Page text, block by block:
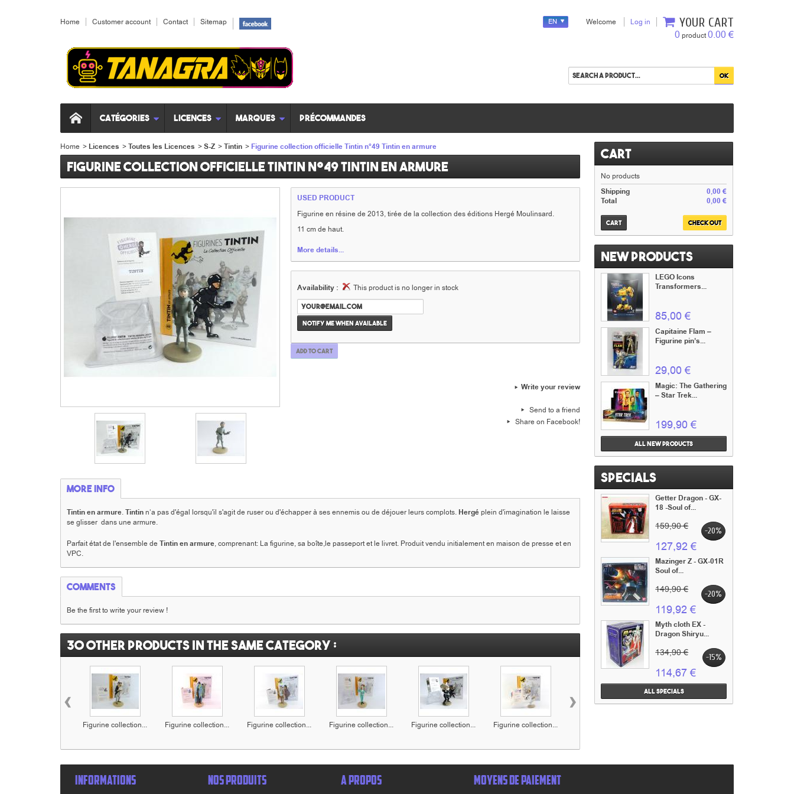
Home Customer account Contact Sitemap Welcome Log in YOUR CART
0 product0.00 €
EN
Catégories Licences Marques Précommandes
Home > Licences >Toutes les Licences >S-Z >Tintin > Figurine collection officielle Tintin n°49 Tintin en armure
Figurine collection officielle Tintin n°49 Tintin en armure
USED PRODUCT
Figurine en résine de 2013, tirée de la collection des éditions Hergé Moulinsard.
11 cm de haut.
More details...
Availability : This product is no longer in stock
Notify me when available
Add to cart
Write your review
Send to a friend
Share on Facebook!
More info
Tintin en armure.Tintinn’a pas d'égal lorsqu'il s'agit de ruser ou d'échapper à ses ennemis ou de déjouer leurs complots.Hergé plein d'imagination le laisse
se glisser dans une armure.
Parfait état de l'ensemble deTintin en armure, comprenant: La figurine, sa boîte,le passeport et le livret. Produit vendu initialement en maison de presse et en
VPC.
Comments
Be the first to write your review !
30 other products in the same category :
Figurine collection... Figurine collection... Figurine collection... Figurine collection... Figurine collection... Figurine collection...
‹ ›
Cart
No products
0,00 €
Shipping
0,00 €
Total
Cart Check out
New products
LEGO Icons
Transformers...
85,00 €
Capitaine Flam –
Figurine pin’s...
29,00 €
Magic: The Gathering
– Star Trek...
199,90 €
All new products
Specials
Getter Dragon - GX-
18 -Soul of...
159,90 € -20%
127,92 €
Mazinger Z - GX-01R
Soul of...
149,90 € -20%
119,92 €
Myth cloth EX -
Dragon Shiryu...
134,90 € -15%
114,67 €
All specials
INFORMATIONS NOS PRODUITS A PROPOS MOYENS DE PAIEMENT